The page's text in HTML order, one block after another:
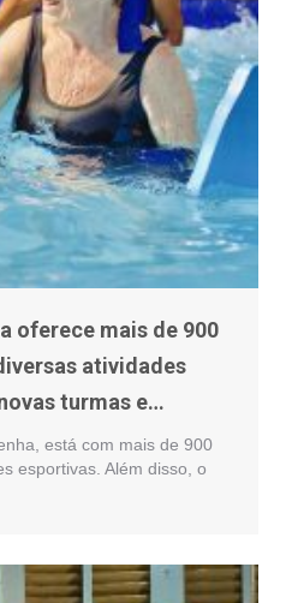
oferece mais de 900
atividades
turmas e
está com mais de 900
esportivas. Além disso, o